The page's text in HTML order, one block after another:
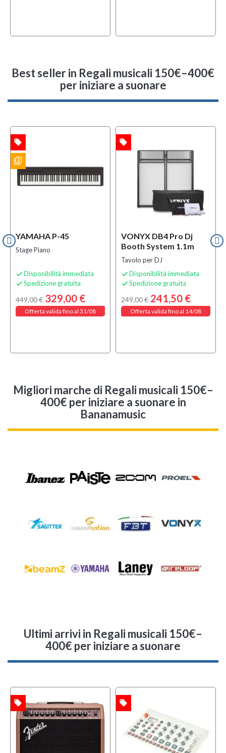
Best sellerin Regali musicali 150€–400€
per iniziare a suonare
YAMAHA P-45
Stage Piano
 Disponibilità immediata
 Spedizione gratuita
449,00 € 329,00 €
Offerta valida fino al 31/08
local_offer
filter_3
VONYX DB4 Pro Dj
Booth System 1.1m
Tavolo per DJ
 Disponibilità immediata
 Spedizione gratuita
249,00 € 241,50 €
Offerta valida fino al 14/08
local_offer
MULTIPACK
Migliori marche di Regali musicali 150€–
400€ per iniziare a suonare in
Bananamusic
Ultimi arrivi in Regali musicali 150€–
400€ per iniziare a suonare
local_offer OFFERTA local_offer